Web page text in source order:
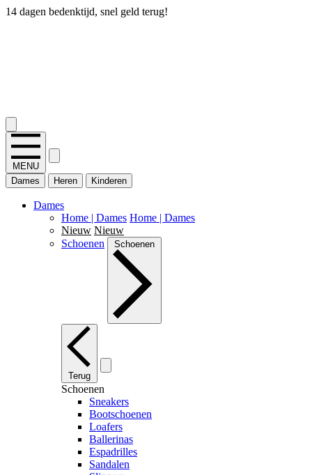
14 dagen bedenktijd, snel geld terug!
MENU
Dames
Heren Kinderen
Dames
Home | Dames Home | Dames
Nieuw Nieuw
Schoenen
Schoenen
Terug
Schoenen
Sneakers
Bootschoenen
Loafers
Ballerinas
Espadrilles
Sandalen